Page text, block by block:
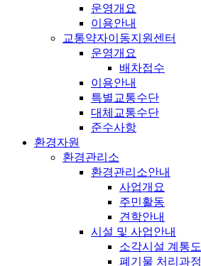
운영개요
이용안내
교통약자이동지원센터
운영개요
배차접수
이용안내
특별교통수단
대체교통수단
준수사항
환경자원
환경관리소
환경관리소안내
사업개요
주민활동
견학안내
시설 및 사업안내
소각시설 계통도
폐기물 처리과정